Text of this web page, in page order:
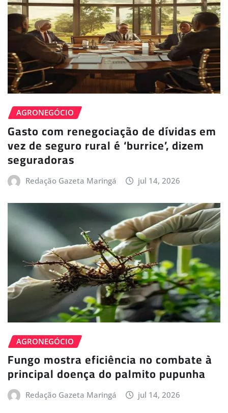
AGRONEGÓCIO
Gasto com renegociação de dívidas em
vez de seguro rural é ‘burrice’, dizem
seguradoras
Redação Gazeta Maringá jul 14, 2026
AGRONEGÓCIO
Fungo mostra eficiência no combate à
principal doença do palmito pupunha
Redação Gazeta Maringá jul 14, 2026